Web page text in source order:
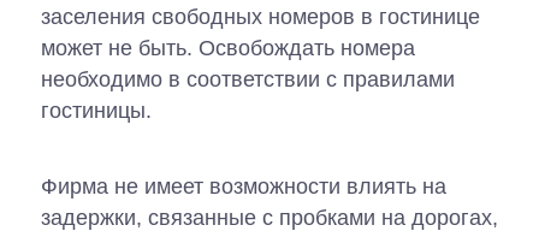
заселения свободных номеров в гостинице
может не быть. Освобождать номера
необходимо в соответствии с правилами
гостиницы.
Фирма не имеет возможности влиять на
задержки, связанные с пробками на дорогах,